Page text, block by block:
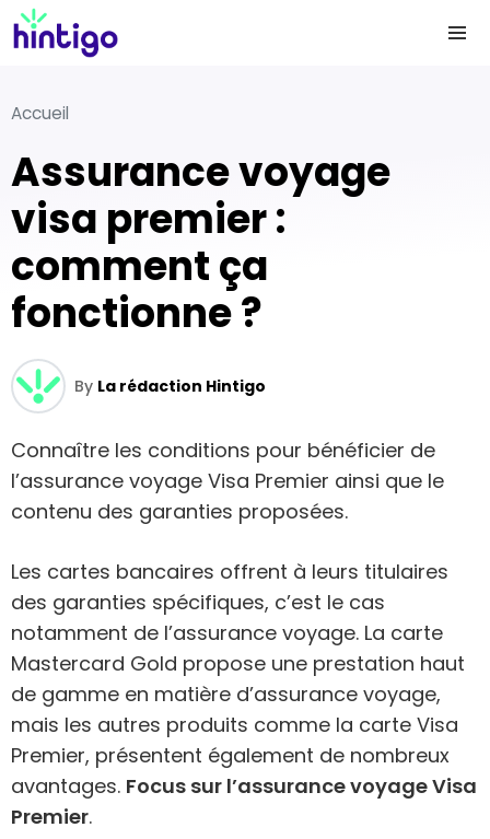
Accueil
Assurance voyage
visa premier :
comment ça
fonctionne ?
By La rédaction Hintigo
Connaître les conditions pour bénéficier de
l’assurance voyage Visa Premier ainsi que le
contenu des garanties proposées.
Les cartes bancaires offrent à leurs titulaires
des garanties spécifiques, c’est le cas
notamment de l’assurance voyage. La carte
Mastercard Gold propose une prestation haut
de gamme en matière d’assurance voyage,
mais les autres produits comme la carte Visa
Premier, présentent également de nombreux
avantages. Focus sur l’assurance voyage Visa
Premier.